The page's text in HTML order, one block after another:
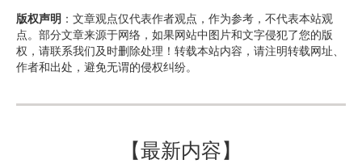
版权声明 ：文章观点仅代表作者观点，作为参考，不代表本站观
点。部分文章来源于网络，如果网站中图片和文字侵犯了您的版
权，请联系我们及时删除处理！转载本站内容，请注明转载网址、
作者和出处，避免无谓的侵权纠纷。
【最新内容】